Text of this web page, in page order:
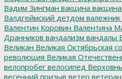
Вадим Зингман вакцина
Валдгеймский детдом валежник
Валентин Коровин Валентина
Дранников вандализм вандалы
Великан Великая Октябрьская
революция Великая
велопробег велосипед
весенний призыв ветер ветеран